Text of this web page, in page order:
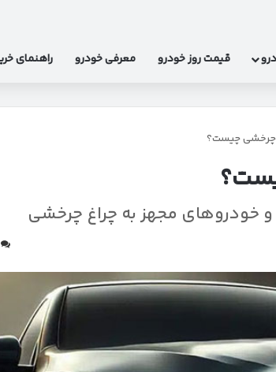
قیمت روز خودرو معرفی خودرو راهنمای
چرخشی چیست؟
و خودروهای مجهز به چراغ چرخشی